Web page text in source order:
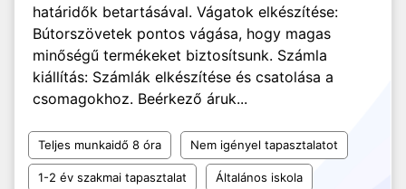
határidők betartásával. Vágatok elkészítése:
Bútorszövetek pontos vágása, hogy magas
minőségű termékeket biztosítsunk. Számla
kiállítás: Számlák elkészítése és csatolása a
csomagokhoz. Beérkező áruk...
Teljes munkaidő 8 óra Nem igényel tapasztalatot
1-2 év szakmai tapasztalat Általános iskola